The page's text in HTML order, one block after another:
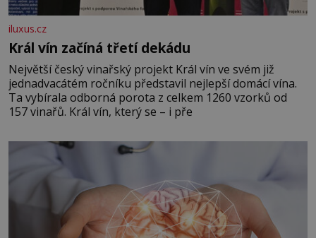
iluxus.cz
Král vín začíná třetí dekádu
Největší český vinařský projekt Král vín ve svém již
jednadvacátém ročníku představil nejlepší domácí vína.
Ta vybírala odborná porota z celkem 1260 vzorků od
157 vinařů. Král vín, který se – i pře